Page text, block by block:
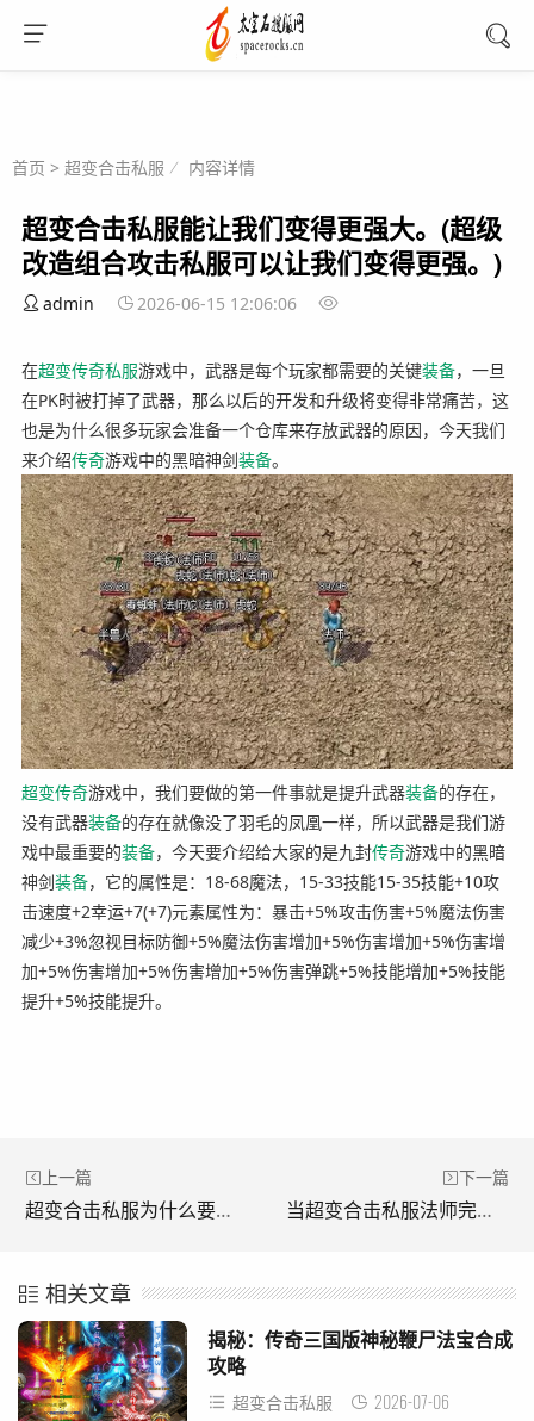
首页 > 超变合击私服 内容详情
超变合击私服能让我们变得更强大。(超级
改造组合攻击私服可以让我们变得更强。)
admin 2026-06-15 12:06:06
在超变传奇私服游戏中，武器是每个玩家都需要的关键装备，一旦
在PK时被打掉了武器，那么以后的开发和升级将变得非常痛苦，这
也是为什么很多玩家会准备一个仓库来存放武器的原因，今天我们
来介绍传奇游戏中的黑暗神剑装备。
超变传奇游戏中，我们要做的第一件事就是提升武器装备的存在，
没有武器装备的存在就像没了羽毛的凤凰一样，所以武器是我们游
戏中最重要的装备，今天要介绍给大家的是九封传奇游戏中的黑暗
神剑装备，它的属性是：18-68魔法，15-33技能15-35技能+10攻
击速度+2幸运+7(+7)元素属性为：暴击+5%攻击伤害+5%魔法伤害
减少+3%忽视目标防御+5%魔法伤害增加+5%伤害增加+5%伤害增
加+5%伤害增加+5%伤害增加+5%伤害弹跳+5%技能增加+5%技能
提升+5%技能提升。
上一篇
超变合击私服为什么要内功强化?(超变私服为何需要加强内功？)
下一篇
当超变合击私服法师完成任务时，主要使用哪些技巧?(超变私服法师在完成任务时，主要使用哪些技巧？)
相关文章
揭秘：传奇三国版神秘鞭尸法宝合成
攻略
超变合击私服 2026-07-06